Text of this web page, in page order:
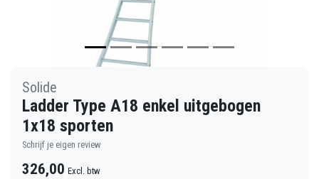
Solide
Ladder Type A18 enkel uitgebogen
1x18 sporten
Schrijf je eigen review
326,00 Excl. btw